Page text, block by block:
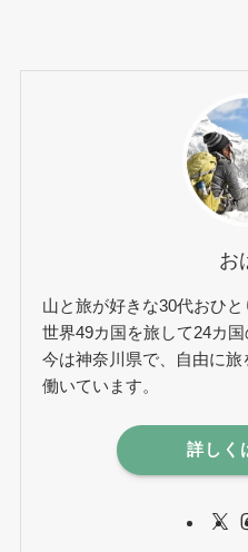
お
山と旅が好きな30代おひと
世界49カ国を旅して24カ国
今は神奈川県で、自由に
働いています。
詳しく